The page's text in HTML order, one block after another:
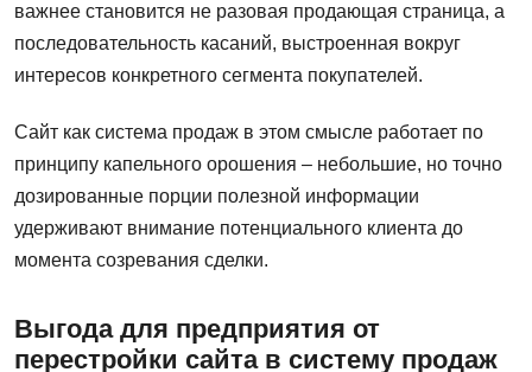
важнее становится не разовая продающая страница, а
последовательность касаний, выстроенная вокруг
интересов конкретного сегмента покупателей.
Сайт как система продаж в этом смысле работает по
принципу капельного орошения – небольшие, но точно
дозированные порции полезной информации
удерживают внимание потенциального клиента до
момента созревания сделки.
Выгода для предприятия от
перестройки сайта в систему продаж